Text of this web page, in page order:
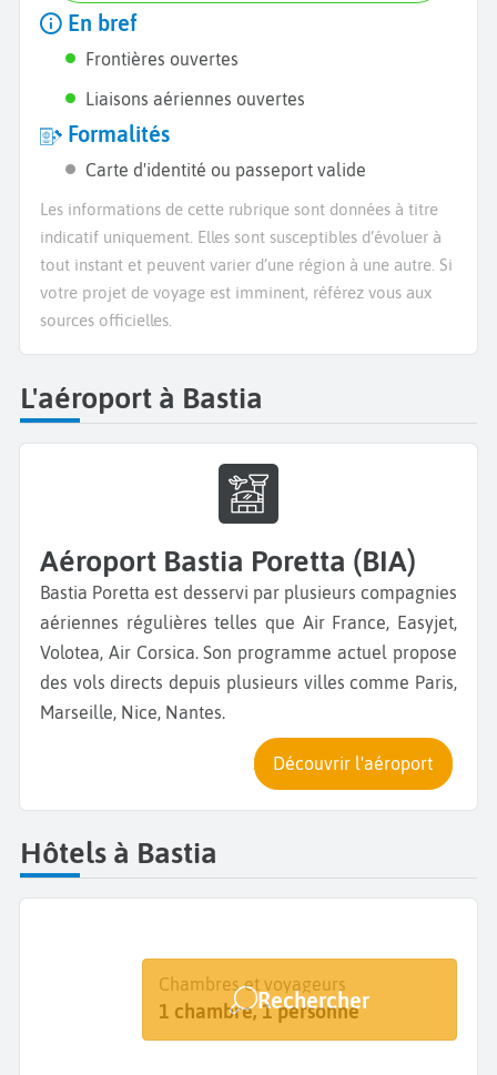
En bref
Frontières ouvertes
Liaisons aériennes ouvertes
Formalités
Carte d'identité ou passeport valide
Les informations de cette rubrique sont données à titre
indicatif uniquement. Elles sont susceptibles d’évoluer à
tout instant et peuvent varier d’une région à une autre. Si
votre projet de voyage est imminent, référez vous aux
sources officielles.
L'aéroport à Bastia
Aéroport Bastia Poretta (BIA)
Bastia Poretta est desservi par plusieurs compagnies
aériennes régulières telles que Air France, Easyjet,
Volotea, Air Corsica. Son programme actuel propose
des vols directs depuis plusieurs villes comme Paris,
Marseille, Nice, Nantes.
Découvrir l'aéroport
Hôtels à Bastia
Destination
Bastia
Dates
Dates de votre séjour
Chambres et voyageurs
1 chambre, 1 personne
Rechercher